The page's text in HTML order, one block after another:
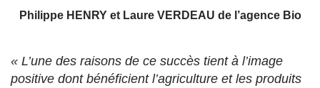
Philippe HENRY et Laure VERDEAU de l’agence Bio
« L’une des raisons de ce succès tient à l’image
positive dont bénéficient l’agriculture et les produits